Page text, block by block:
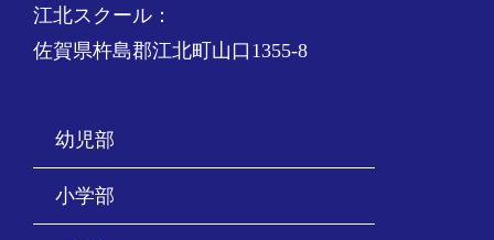
江北スクール：
佐賀県杵島郡江北町山口1355-8
幼児部
小学部